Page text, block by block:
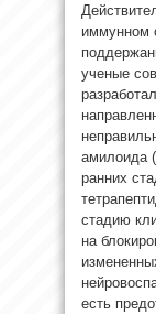
иммунном
ученые
амилоида
ранних
стадию
на
есть